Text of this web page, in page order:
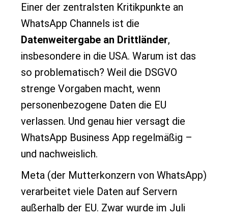
Einer der zentralsten Kritikpunkte an
WhatsApp Channels ist die
Datenweitergabe an Drittländer,
insbesondere in die USA. Warum ist das
so problematisch? Weil die DSGVO
strenge Vorgaben macht, wenn
personenbezogene Daten die EU
verlassen. Und genau hier versagt die
WhatsApp Business App regelmäßig –
und nachweislich.
Meta (der Mutterkonzern von WhatsApp)
verarbeitet viele Daten auf Servern
außerhalb der EU. Zwar wurde im Juli